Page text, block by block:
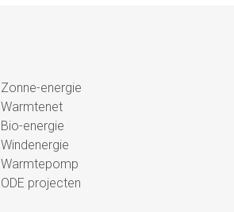
Zonne-energie
Warmtenet
Bio-energie
Windenergie
Warmtepomp
ODE projecten